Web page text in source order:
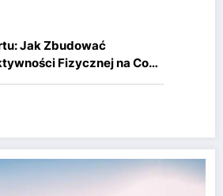
Jak Zbudować
Fizycznej na Co